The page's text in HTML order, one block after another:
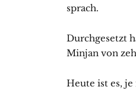
sprach.
Durchgesetzt
Minjan von
Heute ist es,